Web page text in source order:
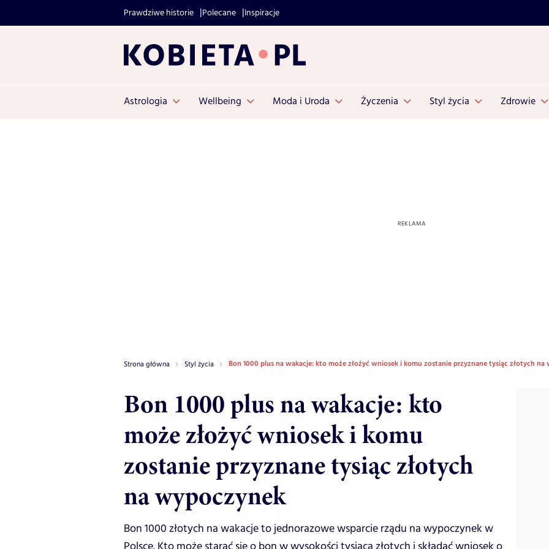
Prawdziwe historie Polecane Inspiracje
Astrologia Wellbeing Moda i Uroda Życzenia Styl życia Zdrowie
Strona główna Styl życia Bon 1000 plus na wakacje: kto może złożyć wniosek i komu zostanie przyznane tysiąc złotych na
Bon 1000 plus na wakacje: kto
może złożyć wniosek i komu
zostanie przyznane tysiąc złotych
na wypoczynek
Bon 1000 złotych na wakacje to jednorazowe wsparcie rządu na wypoczynek w